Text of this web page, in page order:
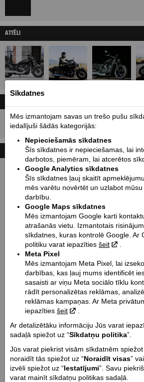
ATTĒLI
Cena sākot no:14250EUR
TEHNISKIE DATI
Izmēri mm (garums / bāze / augstums /
2318 / 1562 / 1096 / 910
Sēdekļa augstums mm / Klīrenss mm:
654 / 113
Svars kg:
Degvielas tvertnes tilp. l:
Dzinēja tips:
Dzesēšanas tips:
Šķidruma dzese
Dzinēja tilpums cm³ / Vārstu skaits:
999 / 4
Dzinēja jauda Zs (Kw) @ apgr. min.:
85 (63.4) @ 6200
Dzinēja griezes moments Nm @ apgr. min.:
87 @ 6500
Sīkdatnes
Mēs izmantojam savas un trešo pušu
iedalījuši šādās kategorijās:
Nepieciešamās sīkdatnes
Šīs sīkdatnes ir nepieciešamas, lai
darbotos, piemēram, lai atcerētos
Google Analytics sīkdatnes
Šīs sīkdatnes ļauj skaitīt
mēs varētu novērtēt un uzlabot
darbību.
Google Maps sīkdatnes
Mēs izmantojam Google karti
atrašanās vietu. Izmantotais
sīkdatnes, kuras kontrolē Google. Ar
politiku varat iepazīties šeit
Meta Pixel
Mēs izmantojam Meta Pixel, lai
darbības, kas ļauj mums identificēt
sasaisti ar viņu Meta sociālo tīklu
rādīt personalizētas reklāmas,
reklāmas kampaņas. Ar Meta
iepazīties šeit
Ar detalizētāku informāciju Jūs varat
sadaļā spiežot uz “Sīkdatņu politika”.
Jūs varat piekrist visām sīkdatnēm spiežot
noraidīt tās spiežot uz “Noraidīt visas”
izvēli spiežot uz “Iestatījumi”. Savu
varat mainīt sīkdatņu politikas sadaļā.